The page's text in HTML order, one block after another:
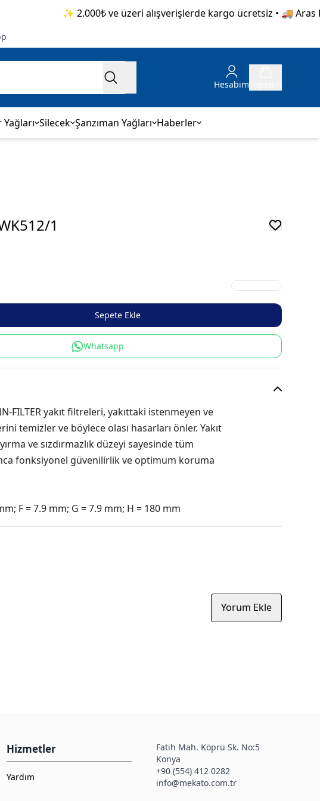
✨ 2.000₺ ve üzeri alışverişlerde kargo ücretsiz • 🚚 Aras
Hesabım
Silecek Şanzıman Yağları Haberler
1
Sepete Ekle
Whatsapp
FILTER yakıt filtreleri, yakıttaki istenmeyen ve
temizler ve böylece olası hasarları önler. Yakıt
ve sızdırmazlık düzeyi sayesinde tüm
fonksiyonel güvenilirlik ve optimum koruma
F = 7.9 mm; G = 7.9 mm; H = 180 mm
Yorum Ekle
Hizmetler
Yardım
Fatih Mah. Köprü Sk. No:5
Konya
+90 (554) 412 0282
info@mekato.com.tr